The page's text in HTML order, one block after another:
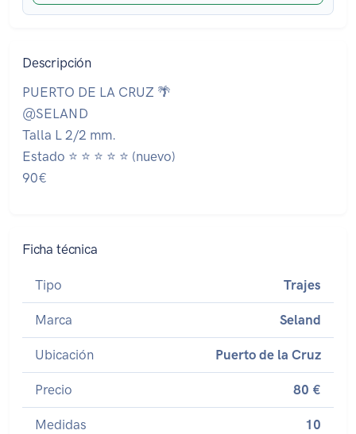
Descripción
PUERTO DE LA CRUZ 🌴
@SELAND
Talla L 2/2 mm.
Estado ⭐ ⭐ ⭐ ⭐ ⭐ (nuevo)
90€
Ficha técnica
Tipo Trajes
Marca Seland
Ubicación Puerto de la Cruz
Precio 80 €
Medidas 10